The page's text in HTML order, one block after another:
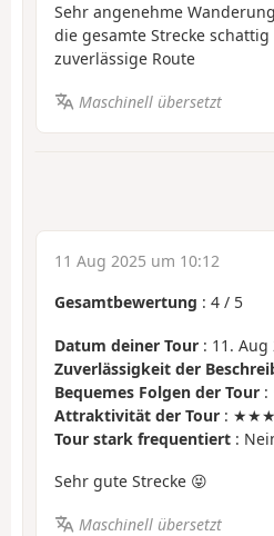
Sehr angenehme
die gesamte Strecke
zuverlässige Route
Maschinell übersetzt
11 Aug 2025 um 10:12
Gesamtbewertung : 4 / 5
Datum deiner Tour : 11. Aug
Zuverlässigkeit der
Bequemes Folgen der Tour
Attraktivität der Tour :
Tour stark frequentiert :
Sehr gute Strecke 😝
Maschinell übersetzt